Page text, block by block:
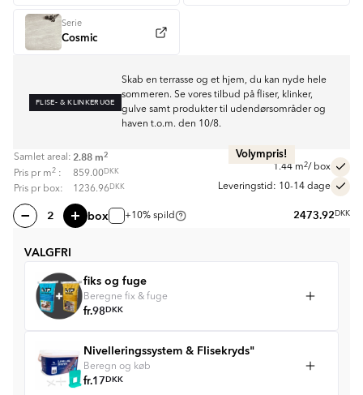
Serie
Cosmic
FLISE- & KLINKERUGE
Skab en terrasse og et hjem, du kan nyde hele
sommeren. Se vores tilbud på fliser, klinker,
gulve samt produkter til udendørsområder og
haven t.o.m. den 10/8.
Samlet areal: 2.88 m2
Pris pr m 2 : 859.00DKK
Pris pr box: 1236.96DKK
Volympris!
1.44m2/ box
Leveringstid: 10-14 dage
box +10% spild 2473.92 DKK
VALGFRI
fiks og fuge
Beregne fix & fuge
fr.98DKK
Nivelleringssystem & Flisekryds"
Beregn og køb
fr.17DKK